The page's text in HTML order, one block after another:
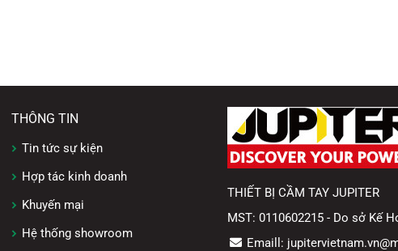
THÔNG TIN
Tin tức sự kiện
Hợp tác kinh doanh
Khuyến mại
Hệ thống showroom
THIẾT BỊ CẦM TAY JUPITER
MST: 0110602215 - Do sở Kế
Emaill: